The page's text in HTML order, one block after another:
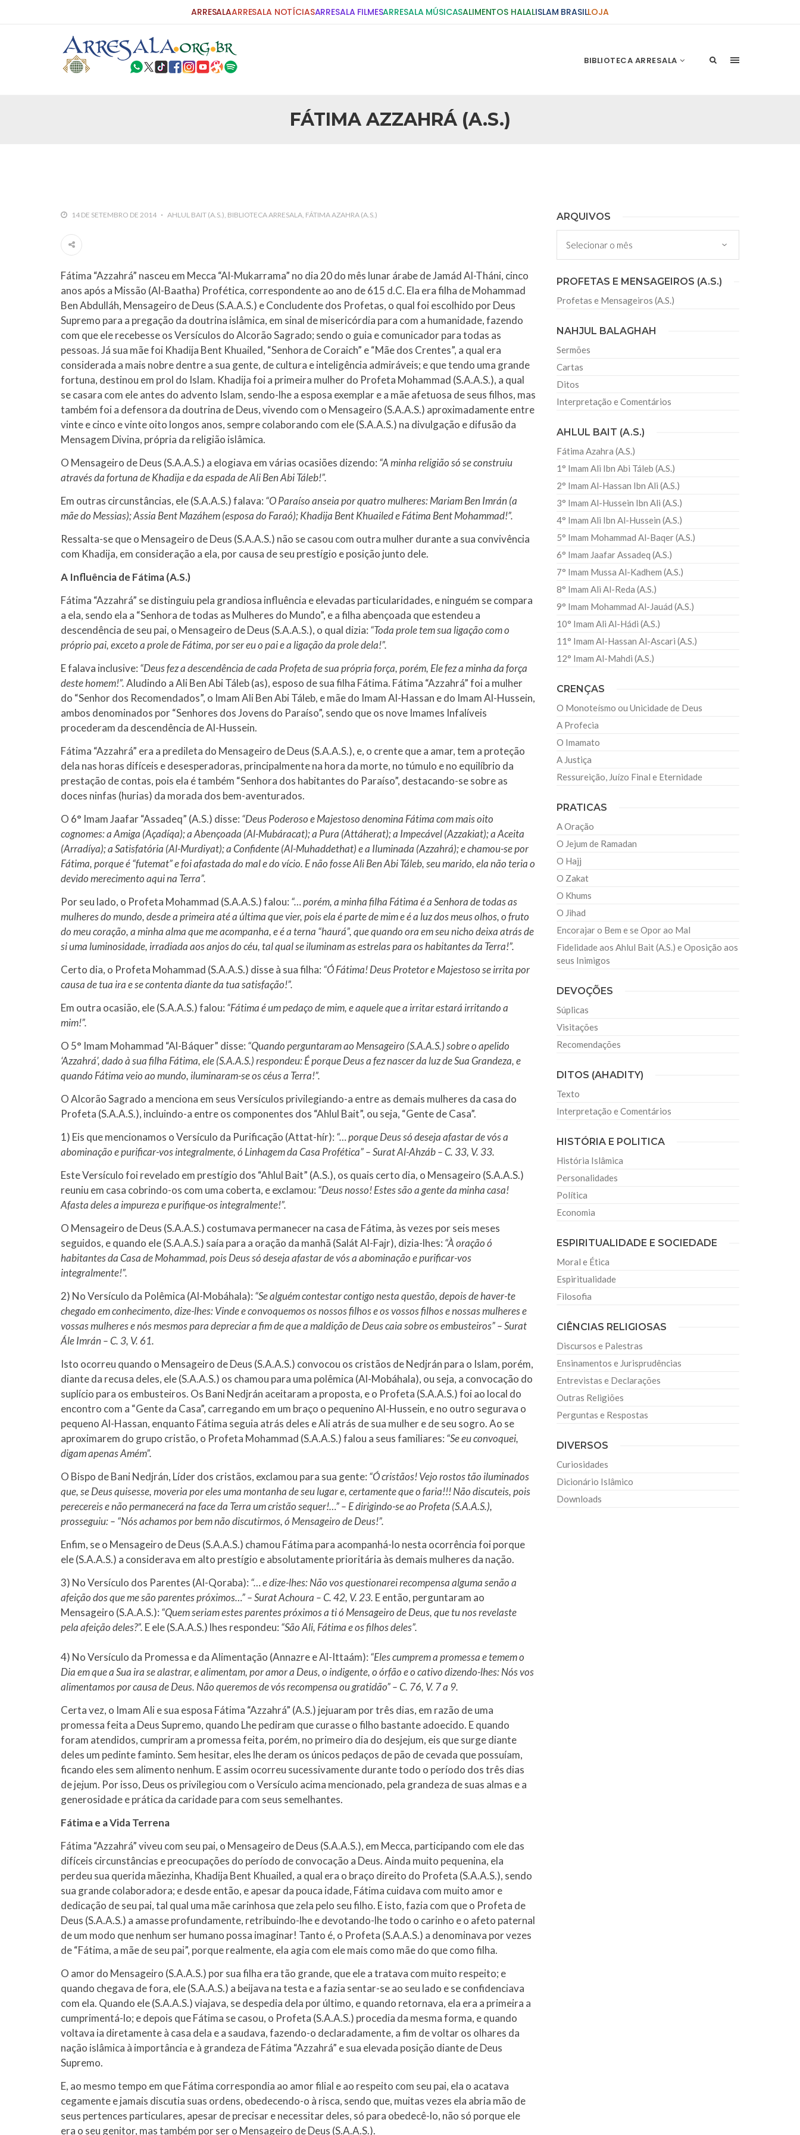
ARRESALAARRESALA NOTÍCIASARRESALA FILMESARRESALA MÚSICASALIMENTOS HALALISLAM BRASILLOJA
BIBLIOTECA ARRESALA
FÁTIMA AZZAHRÁ (A.S.)
Carta do Bispo da Flórida ao Presidente Bush
25 DE SETEMBRO DE 2010
Necessárias Considerações Sobre o Conflito
As Sementes da Miséria e do Terror Ano Novo Islâmico e Início de Muharam
Hejrita. Desejamos a todos os irmãos e irmãs um novo
10 DE NOVEMBRO DE 2013
Falecimento do Imam Ali Ibn Al-Hussein (A.S.)
Em nome de Deus, o Clemente, o Misericordioso! Diante da data em que
relembramos o martírio do quarto Imam dos muçulmanos, o Imam Ali Ibn Al-
Hussein Ibn Ali Ibn Abi Táleb (A.S.), conhecido por “Zein Al-Ábidin” (Formosura
NOTÍCIAS
3 DE JULHO DE 2014
Centro Islâmico no Brasil recebe o ex-ministro das
Relações Exteriores da República Islâmica do Irã
Na noite da quinta-feira, 03 de Abril, o Centro Islâmico no Brasil recebeu em sua
sede, em São Paulo, o ex-ministro das Relações Exteriores da República Islâmica
do Irã, Sr. Kamal Kharrazi, que encontra-se visitando
14 DE SETEMBRO DE 2014 AHLUL BAIT (A.S.) BIBLIOTECA ARRESALA FÁTIMA AZAHRA (A.S.)
Fátima “Azzahrá” nasceu em Mecca “Al-Mukarrama” no dia 20 do mês lunar árabe de Jamád Al-Tháni, cinco
anos após a Missão (Al-Baatha) Profética, correspondente ao ano de 615 d.C. Ela era filha de Mohammad
Ben Abdulláh, Mensageiro de Deus (S.A.A.S.) e Concludente dos Profetas, o qual foi escolhido por Deus
Supremo para a pregação da doutrina islâmica, em sinal de misericórdia para com a humanidade, fazendo
com que ele recebesse os Versículos do Alcorão Sagrado; sendo o guia e comunicador para todas as
pessoas. Já sua mãe foi Khadija Bent Khuailed, “Senhora de Coraich” e “Mãe dos Crentes”, a qual era
considerada a mais nobre dentre a sua gente, de cultura e inteligência admiráveis; e que tendo uma grande
fortuna, destinou em prol do Islam. Khadija foi a primeira mulher do Profeta Mohammad (S.A.A.S.), a qual
se casara com ele antes do advento Islam, sendo-lhe a esposa exemplar e a mãe afetuosa de seus filhos, mas
também foi a defensora da doutrina de Deus, vivendo com o Mensageiro (S.A.A.S.) aproximadamente entre
vinte e cinco e vinte oito longos anos, sempre colaborando com ele (S.A.A.S.) na divulgação e difusão da
Mensagem Divina, própria da religião islâmica.
O Mensageiro de Deus (S.A.A.S.) a elogiava em várias ocasiões dizendo: “A minha religião só se construiu
através da fortuna de Khadija e da espada de Ali Ben Abi Táleb!”.
Em outras circunstâncias, ele (S.A.A.S.) falava: “O Paraíso anseia por quatro mulheres: Mariam Ben Imrán (a
mãe do Messias); Assia Bent Mazáhem (esposa do Faraó); Khadija Bent Khuailed e Fátima Bent Mohammad!”.
Ressalta-se que o Mensageiro de Deus (S.A.A.S.) não se casou com outra mulher durante a sua convivência
com Khadija, em consideração a ela, por causa de seu prestígio e posição junto dele.
A Influência de Fátima (A.S.)
Fátima “Azzahrá” se distinguiu pela grandiosa influência e elevadas particularidades, e ninguém se compara
a ela, sendo ela a “Senhora de todas as Mulheres do Mundo”, e a filha abençoada que estendeu a
descendência de seu pai, o Mensageiro de Deus (S.A.A.S.), o qual dizia: “Toda prole tem sua ligação com o
próprio pai, exceto a prole de Fátima, por ser eu o pai e a ligação da prole dela!”.
E falava inclusive: “Deus fez a descendência de cada Profeta de sua própria força, porém, Ele fez a minha da força
deste homem!”.Aludindo a Ali Ben Abi Táleb (as), esposo de sua filha Fátima. Fátima “Azzahrá” foi a mulher
do “Senhor dos Recomendados”, o Imam Ali Ben Abi Táleb, e mãe do Imam Al-Hassan e do Imam Al-Hussein,
ambos denominados por “Senhores dos Jovens do Paraíso”, sendo que os nove Imames Infalíveis
procederam da descendência de Al-Hussein.
Fátima “Azzahrá” era a predileta do Mensageiro de Deus (S.A.A.S.), e, o crente que a amar, tem a proteção
dela nas horas difíceis e desesperadoras, principalmente na hora da morte, no túmulo e no equilíbrio da
prestação de contas, pois ela é também “Senhora dos habitantes do Paraíso”, destacando-se sobre as
doces ninfas (hurias) da morada dos bem-aventurados.
O 6° Imam Jaafar “Assadeq” (A.S.) disse: “Deus Poderoso e Majestoso denomina Fátima com mais oito
cognomes: a Amiga (Açadíqa); a Abençoada (Al-Mubáracat); a Pura (Attáherat); a Impecável (Azzakiat); a Aceita
(Arradíya); a Satisfatória (Al-Murdiyat); a Confidente (Al-Muhaddethat) e a Iluminada (Azzahrá); e chamou-se por
Fátima, porque é “futemat” e foi afastada do mal e do vício. E não fosse Ali Ben Abi Táleb, seu marido, ela não teria o
devido merecimento aqui na Terra”.
Por seu lado, o Profeta Mohammad (S.A.A.S.) falou: “… porém, a minha filha Fátima é a Senhora de todas as
mulheres do mundo, desde a primeira até a última que vier, pois ela é parte de mim e é a luz dos meus olhos, o fruto
do meu coração, a minha alma que me acompanha, e é a terna “haurá”, que quando ora em seu nicho deixa atrás de
si uma luminosidade, irradiada aos anjos do céu, tal qual se iluminam as estrelas para os habitantes da Terra!”.
Certo dia, o Profeta Mohammad (S.A.A.S.) disse à sua filha: “Ó Fátima! Deus Protetor e Majestoso se irrita por
causa de tua ira e se contenta diante da tua satisfação!”.
Em outra ocasião, ele (S.A.A.S.) falou: “Fátima é um pedaço de mim, e aquele que a irritar estará irritando a
mim!”.
O 5° Imam Mohammad “Al-Báquer” disse: “Quando perguntaram ao Mensageiro (S.A.A.S.) sobre o apelido
‘Azzahrá’, dado à sua filha Fátima, ele (S.A.A.S.) respondeu: É porque Deus a fez nascer da luz de Sua Grandeza, e
quando Fátima veio ao mundo, iluminaram-se os céus a Terra!”.
O Alcorão Sagrado a menciona em seus Versículos privilegiando-a entre as demais mulheres da casa do
Profeta (S.A.A.S.), incluindo-a entre os componentes dos “Ahlul Bait”, ou seja, “Gente de Casa”.
1) Eis que mencionamos o Versículo da Purificação (Attat-hír): “… porque Deus só deseja afastar de vós a
abominação e purificar-vos integralmente, ó Linhagem da Casa Profética” – Surat Al-Ahzáb – C. 33, V. 33.
Este Versículo foi revelado em prestígio dos “Ahlul Bait” (A.S.), os quais certo dia, o Mensageiro (S.A.A.S.)
reuniu em casa cobrindo-os com uma coberta, e exclamou: “Deus nosso! Estes são a gente da minha casa!
Afasta deles a impureza e purifique-os integralmente!”.
O Mensageiro de Deus (S.A.A.S.) costumava permanecer na casa de Fátima, às vezes por seis meses
seguidos, e quando ele (S.A.A.S.) saía para a oração da manhã (Salát Al-Fajr), dizia-lhes: “À oração ó
habitantes da Casa de Mohammad, pois Deus só deseja afastar de vós a abominação e purificar-vos
integralmente!”.
2) No Versículo da Polêmica (Al-Mobáhala): “Se alguém contestar contigo nesta questão, depois de haver-te
chegado em conhecimento, dize-lhes: Vinde e convoquemos os nossos filhos e os vossos filhos e nossas mulheres e
vossas mulheres e nós mesmos para depreciar a fim de que a maldição de Deus caia sobre os embusteiros” – Surat
Ále Imrán – C. 3, V. 61.
Isto ocorreu quando o Mensageiro de Deus (S.A.A.S.) convocou os cristãos de Nedjrán para o Islam, porém,
diante da recusa deles, ele (S.A.A.S.) os chamou para uma polêmica (Al-Mobáhala), ou seja, a convocação do
suplício para os embusteiros. Os Bani Nedjrán aceitaram a proposta, e o Profeta (S.A.A.S.) foi ao local do
encontro com a “Gente da Casa”, carregando em um braço o pequenino Al-Hussein, e no outro segurava o
pequeno Al-Hassan, enquanto Fátima seguia atrás deles e Ali atrás de sua mulher e de seu sogro. Ao se
aproximarem do grupo cristão, o Profeta Mohammad (S.A.A.S.) falou a seus familiares: “Se eu convoquei,
digam apenas Amém”.
O Bispo de Bani Nedjrán, Líder dos cristãos, exclamou para sua gente: “Ó cristãos! Vejo rostos tão iluminados
que, se Deus quisesse, moveria por eles uma montanha de seu lugar e, certamente que o faria!!! Não discuteis, pois
perecereis e não permanecerá na face da Terra um cristão sequer!…” – E dirigindo-se ao Profeta (S.A.A.S.),
prosseguiu: – “Nós achamos por bem não discutirmos, ó Mensageiro de Deus!”.
Enfim, se o Mensageiro de Deus (S.A.A.S.) chamou Fátima para acompanhá-lo nesta ocorrência foi porque
ele (S.A.A.S.) a considerava em alto prestígio e absolutamente prioritária às demais mulheres da nação.
3) No Versículo dos Parentes (Al-Qoraba): “… e dize-lhes: Não vos questionarei recompensa alguma senão a
afeição dos que me são parentes próximos…” – Surat Achoura – C. 42, V. 23. E então, perguntaram ao
Mensageiro (S.A.A.S.): “Quem seriam estes parentes próximos a ti ó Mensageiro de Deus, que tu nos revelaste
pela afeição deles?”. E ele (S.A.A.S.) lhes respondeu: “São Ali, Fátima e os filhos deles”.
4) No Versículo da Promessa e da Alimentação (Annazre e Al-Ittaám): “Eles cumprem a promessa e temem o
Dia em que a Sua ira se alastrar, e alimentam, por amor a Deus, o indigente, o órfão e o cativo dizendo-lhes: Nós vos
alimentamos por causa de Deus. Não queremos de vós recompensa ou gratidão” – C. 76, V. 7 a 9.
Certa vez, o Imam Ali e sua esposa Fátima “Azzahrá” (A.S.) jejuaram por três dias, em razão de uma
promessa feita a Deus Supremo, quando Lhe pediram que curasse o filho bastante adoecido. E quando
foram atendidos, cumpriram a promessa feita, porém, no primeiro dia do desjejum, eis que surge diante
deles um pedinte faminto. Sem hesitar, eles lhe deram os únicos pedaços de pão de cevada que possuíam,
ficando eles sem alimento nenhum. E assim ocorreu sucessivamente durante todo o período dos três dias
de jejum. Por isso, Deus os privilegiou com o Versículo acima mencionado, pela grandeza de suas almas e a
generosidade e prática da caridade para com seus semelhantes.
Fátima e a Vida Terrena
Fátima “Azzahrá” viveu com seu pai, o Mensageiro de Deus (S.A.A.S.), em Mecca, participando com ele das
difíceis circunstâncias e preocupações do período de convocação a Deus. Ainda muito pequenina, ela
perdeu sua querida mãezinha, Khadija Bent Khuailed, a qual era o braço direito do Profeta (S.A.A.S.), sendo
sua grande colaboradora; e desde então, e apesar da pouca idade, Fátima cuidava com muito amor e
dedicação de seu pai, tal qual uma mãe carinhosa que zela pelo seu filho. E isto, fazia com que o Profeta de
Deus (S.A.A.S.) a amasse profundamente, retribuindo-lhe e devotando-lhe todo o carinho e o afeto paternal
de um modo que nenhum ser humano possa imaginar! Tanto é, o Profeta (S.A.A.S.) a denominava por vezes
de “Fátima, a mãe de seu pai”, porque realmente, ela agia com ele mais como mãe do que como filha.
O amor do Mensageiro (S.A.A.S.) por sua filha era tão grande, que ele a tratava com muito respeito; e
quando chegava de fora, ele (S.A.A.S.) a beijava na testa e a fazia sentar-se ao seu lado e se confidenciava
com ela. Quando ele (S.A.A.S.) viajava, se despedia dela por último, e quando retornava, ela era a primeira a
cumprimentá-lo; e depois que Fátima se casou, o Profeta (S.A.A.S.) procedia da mesma forma, e quando
voltava ia diretamente à casa dela e a saudava, fazendo-o declaradamente, a fim de voltar os olhares da
nação islâmica à importância e à grandeza de Fátima “Azzahrá” e sua elevada posição diante de Deus
Supremo.
E, ao mesmo tempo em que Fátima correspondia ao amor filial e ao respeito com seu pai, ela o acatava
cegamente e jamais discutia suas ordens, obedecendo-o à risca, sendo que, muitas vezes ela abria mão de
seus pertences particulares, apesar de precisar e necessitar deles, só para obedecê-lo, não só porque ele
era o seu genitor, mas também por ser o Mensageiro de Deus (S.A.A.S.).
ARQUIVOS
Arquivos
PROFETAS E MENSAGEIROS (A.S.)
Profetas e Mensageiros (A.S.)
NAHJUL BALAGHAH
Sermões
Cartas
Ditos
Interpretação e Comentários
AHLUL BAIT (A.S.)
Fátima Azahra (A.S.)
1° Imam Ali Ibn Abi Táleb (A.S.)
2° Imam Al-Hassan Ibn Ali (A.S.)
3° Imam Al-Hussein Ibn Ali (A.S.)
4° Imam Ali Ibn Al-Hussein (A.S.)
5° Imam Mohammad Al-Baqer (A.S.)
6° Imam Jaafar Assadeq (A.S.)
7° Imam Mussa Al-Kadhem (A.S.)
8° Imam Ali Al-Reda (A.S.)
9° Imam Mohammad Al-Jauád (A.S.)
10° Imam Ali Al-Hádi (A.S.)
11° Imam Al-Hassan Al-Ascari (A.S.)
12° Imam Al-Mahdi (A.S.)
CRENÇAS
O Monoteísmo ou Unicidade de Deus
A Profecia
O Imamato
A Justiça
Ressureição, Juízo Final e Eternidade
PRATICAS
A Oração
O Jejum de Ramadan
O Hajj
O Zakat
O Khums
O Jihad
Encorajar o Bem e se Opor ao Mal
Fidelidade aos Ahlul Bait (A.S.) e Oposição aos
seus Inimigos
DEVOÇÕES
Súplicas
Visitações
Recomendações
DITOS (AHADITY)
Texto
Interpretação e Comentários
HISTÓRIA E POLITICA
História Islâmica
Personalidades
Política
Economia
ESPIRITUALIDADE E SOCIEDADE
Moral e Ética
Espiritualidade
Filosofia
CIÊNCIAS RELIGIOSAS
Discursos e Palestras
Ensinamentos e Jurisprudências
Entrevistas e Declarações
Outras Religiões
Perguntas e Respostas
DIVERSOS
Curiosidades
Dicionário Islâmico
Downloads